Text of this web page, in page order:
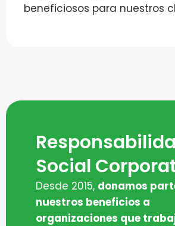
beneficiosos para nuestros
Social
Desde 2015, donamos
nuestros beneficios a
organizaciones que